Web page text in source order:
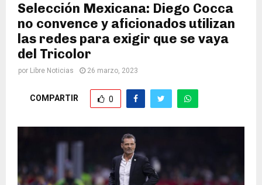
Selección Mexicana: Diego Cocca
no convence y aficionados utilizan
las redes para exigir que se vaya
del Tricolor
por Libre Noticias 26 marzo, 2023
COMPARTIR 0